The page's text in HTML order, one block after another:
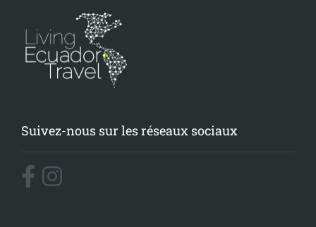
Suivez-nous sur les réseaux sociaux